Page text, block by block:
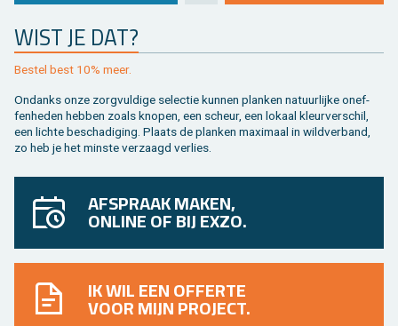
WIST JE DAT?
Be­stel best 10% meer.
On­danks onze zorg­vul­di­ge se­lec­tie kun­nen plan­ken na­tuur­lij­ke on­ef­
fen­he­den heb­ben zoals kno­pen, een scheur, een lo­kaal kleur­ver­schil,
een lich­te be­scha­di­ging. Plaats de plan­ken maxi­maal in wild­ver­band,
zo heb je het min­ste ver­zaagd ver­lies.
AFSPRAAK MAKEN,
ONLINE OF BIJ EXZO.
IK WIL EEN OFFERTE
VOOR MIJN PROJECT.